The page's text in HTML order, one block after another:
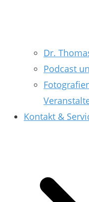
Dr.
Podcast
Kontakt &